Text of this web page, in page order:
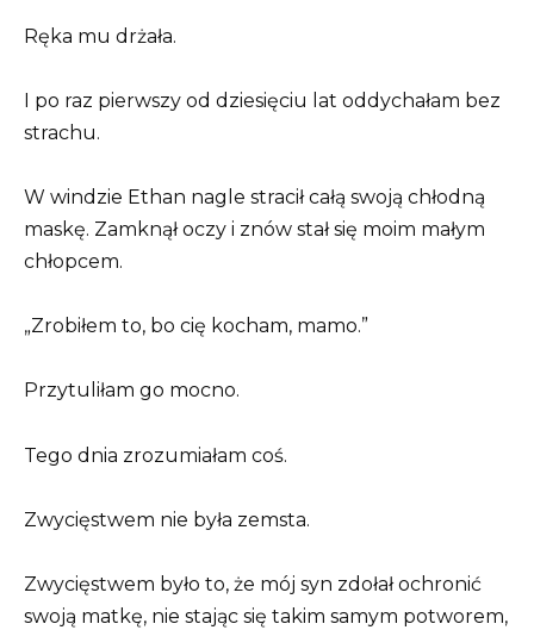
Ręka mu drżała.
I po raz pierwszy od dziesięciu lat oddychałam bez
strachu.
W windzie Ethan nagle stracił całą swoją chłodną
maskę. Zamknął oczy i znów stał się moim małym
chłopcem.
„Zrobiłem to, bo cię kocham, mamo.”
Przytuliłam go mocno.
Tego dnia zrozumiałam coś.
Zwycięstwem nie była zemsta.
Zwycięstwem było to, że mój syn zdołał ochronić
swoją matkę, nie stając się takim samym potworem,